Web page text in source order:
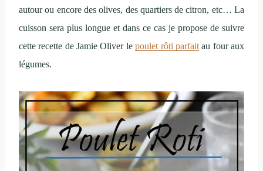
autour ou encore des olives, des quartiers de citron, etc… La
cuisson sera plus longue et dans ce cas je propose de suivre
cette recette de Jamie Oliver lepoulet rôti parfaitau four aux
légumes.